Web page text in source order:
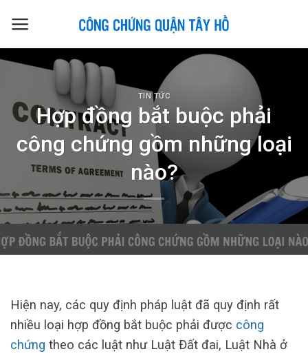
TIN TỨC
Hợp đồng bắt buộc phải
công chứng gồm những loại
nào?
Hiện nay, các quy định pháp luật đã quy định rất
nhiều loại hợp đồng bắt buộc phải được công
chứng theo các luật như Luật Đất đai, Luật Nhà ở